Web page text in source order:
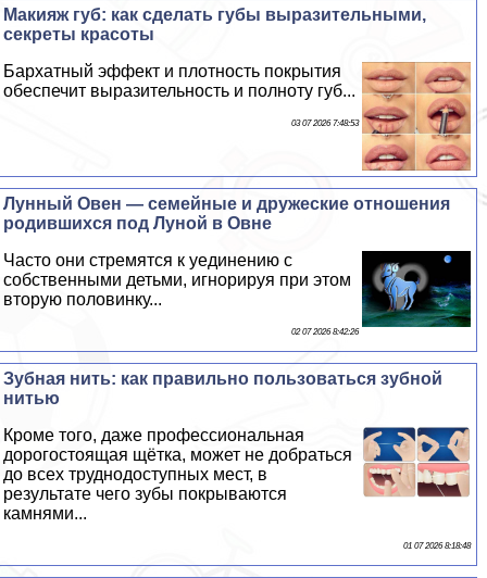
Макияж губ: как сделать губы выразительными,
секреты красоты
Бархатный эффект и плотность покрытия
обеспечит выразительность и полноту губ...
03 07 2026 7:48:53
Лунный Овен — семейные и дружеские отношения
родившихся под Луной в Овне
Часто они стремятся к уединению с
собственными детьми, игнорируя при этом
вторую половинку...
02 07 2026 8:42:26
Зубная нить: как правильно пользоваться зубной
нитью
Кроме того, даже профессиональная
дорогостоящая щётка, может не добраться
до всех труднодоступных мест, в
результате чего зубы покрываются
камнями...
01 07 2026 8:18:48